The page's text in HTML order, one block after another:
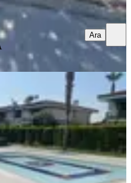
Ara
Kadriye'de 4+1